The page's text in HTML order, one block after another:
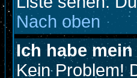
Nach oben
Ich habe
Kein Problem!